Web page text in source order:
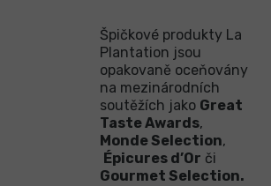
Špičkové produkty La
Plantation jsou
opakovaně oceňovány
na mezinárodních
soutěžích jako Great
Taste Awards,
Monde Selection,
Épicures d’Or či
Gourmet Selection.